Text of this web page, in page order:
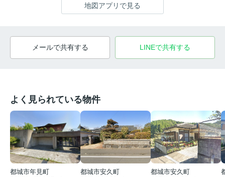
地図アプリで見る
メールで共有する LINEで共有する
よく見られている物件
都城市年見町
都城市安久町
都城市安久町